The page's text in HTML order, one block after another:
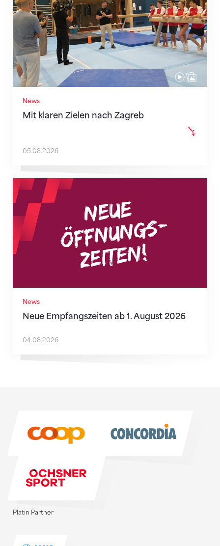
News
Mit klaren Zielen nach Zagreb
05.08.2026
News
Neue Empfangszeiten ab 1. August 2026
Neue Empfangszeiten ab 1. August 2026
04.08.2026
Platin Partner